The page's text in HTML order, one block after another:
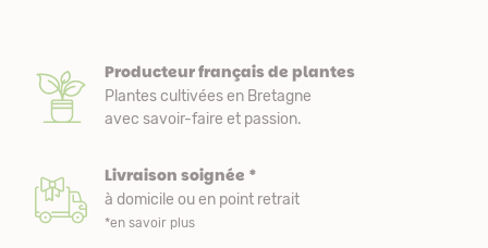
Producteur français de plantes
Plantes cultivées en Bretagne
avec savoir-faire et passion.
Livraison soignée *
à domicile ou en point retrait
*en savoir plus